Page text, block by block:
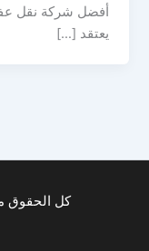
أفضل شركة نقل
يعتقد […]
كل الحقوق محفوظة ©